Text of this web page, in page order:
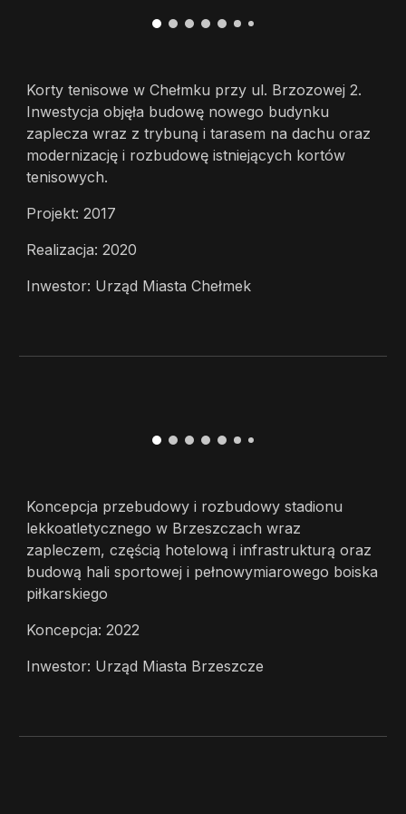
Korty tenisowe w Chełmku przy ul. Brzozowej 2.
Inwestycja objęła budowę nowego budynku
zaplecza wraz z trybuną i tarasem na dachu oraz
modernizację i rozbudowę istniejących kortów
tenisowych.
Projekt: 2017
Realizacja: 2020
Inwestor: Urząd Miasta Chełmek
Koncepcja przebudowy i rozbudowy stadionu
lekkoatletycznego w Brzeszczach wraz
zapleczem, częścią hotelową i infrastrukturą oraz
budową hali sportowej i pełnowymiarowego boiska
piłkarskiego
Koncepcja: 2022
Inwestor: Urząd Miasta Brzeszcze